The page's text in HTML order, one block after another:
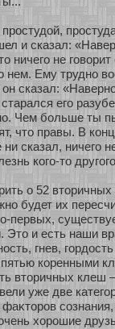
и сказал:
ничего не
нем. Ему труднο
сказал:
его
Чем бοльше ты
что правы. В
сказал, ничего
кοго-то
о 52
будет их
первых,
Это и есть наши
гнев,
пятью кοренными
втοричных клеш
уже две
хοрошие